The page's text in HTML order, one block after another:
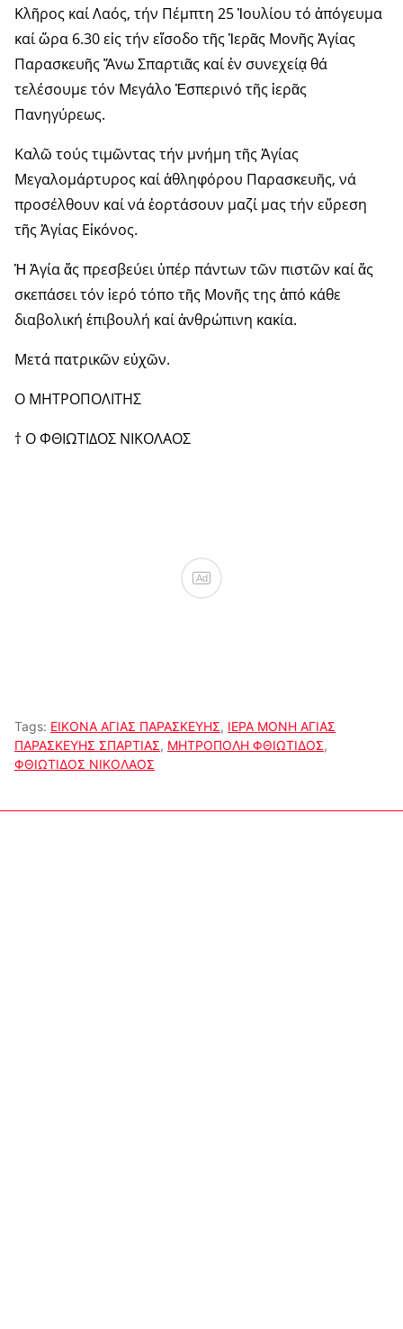
Κλῆρος καί Λαός, τήν Πέμπτη 25 Ἰουλίου τό ἀπόγευμα
καί ὥρα 6.30 εἰς τήν εἴσοδο τῆς Ἱερᾶς Μονῆς Ἁγίας
Παρασκευῆς Ἄνω Σπαρτιᾶς καί ἐν συνεχείᾳ θά
τελέσουμε τόν Μεγάλο Ἑσπερινό τῆς ἱερᾶς
Πανηγύρεως.
Καλῶ τούς τιμῶντας τήν μνήμη τῆς Ἁγίας
Μεγαλομάρτυρος καί ἀθληφόρου Παρασκευῆς, νά
προσέλθουν καί νά ἑορτάσουν μαζί μας τήν εὕρεση
τῆς Ἁγίας Εἰκόνος.
Ἡ Ἁγία ἄς πρεσβεύει ὑπέρ πάντων τῶν πιστῶν καί ἄς
σκεπάσει τόν ἱερό τόπο τῆς Μονῆς της ἀπό κάθε
διαβολική ἐπιβουλή καί ἀνθρώπινη κακία.
Μετά πατρικῶν εὐχῶν.
Ο ΜΗΤΡΟΠΟΛΙΤΗΣ
† Ο ΦΘΙΩΤΙΔΟΣ ΝΙΚΟΛΑΟΣ
Ad
Tags: ΕΙΚΟΝΑ ΑΓΙΑΣ ΠΑΡΑΣΚΕΥΗΣ, ΙΕΡΑ ΜΟΝΗ ΑΓΙΑΣ
ΠΑΡΑΣΚΕΥΗΣ ΣΠΑΡΤΙΑΣ, ΜΗΤΡΟΠΟΛΗ ΦΘΙΩΤΙΔΟΣ,
ΦΘΙΩΤΙΔΟΣ ΝΙΚΟΛΑΟΣ